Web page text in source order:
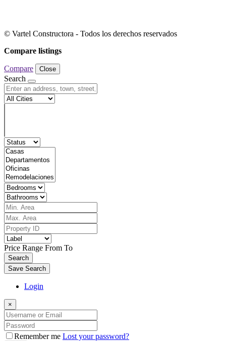
© Vartel Constructora - Todos los derechos reservados
Compare listings
Compare Close
Search
Price Range From To
Search
Save Search
Login
×
Remember me Lost your password?